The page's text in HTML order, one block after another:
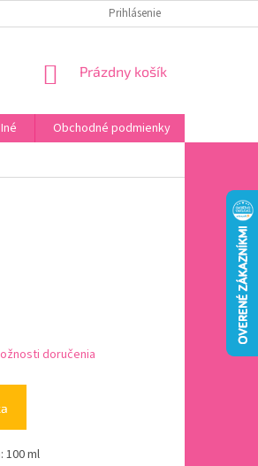
HODNOTENIE OBCHODUPrihlásenie
NÁKUPNÝ
Prázdny košík
Iné Obchodné podmienky
doručenia
100 ml